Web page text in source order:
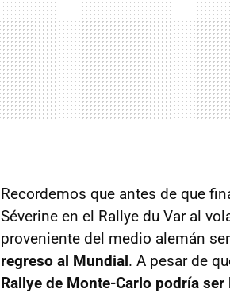
Recordemos que antes de que
Séverine en el Rallye du Var al
proveniente del medio alemán
regreso al Mundial. A pesar de
Rallye de Monte-Carlo podría